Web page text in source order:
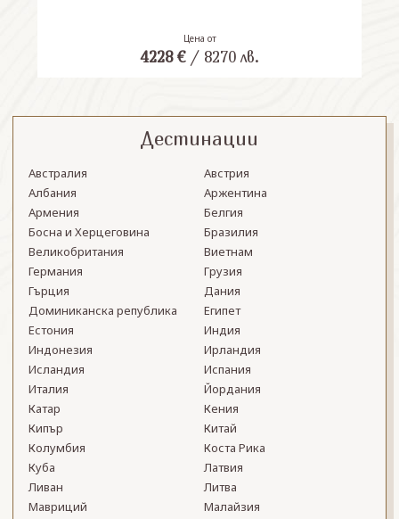
Цена от
4228 €/ 8270 лв.
Дестинации
Австралия
Австрия
Албания
Аржентина
Армения
Белгия
Босна и Херцеговина
Бразилия
Великобритания
Виетнам
Германия
Грузия
Гърция
Дания
Доминиканска република
Египет
Естония
Индия
Индонезия
Ирландия
Исландия
Испания
Италия
Йордания
Катар
Кения
Кипър
Китай
Колумбия
Коста Рика
Куба
Латвия
Ливан
Литва
Мавриций
Малайзия